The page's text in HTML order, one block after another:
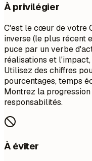
À privilégier
C'est le cœur de votre
inverse (le plus récent
puce par un verbe
réalisations et
Utilisez des chiffres
pourcentages, temps
Montrez la
responsabilités.
À éviter